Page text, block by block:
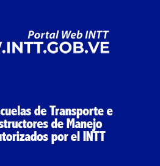
para cambio de motivo de un
publicitario (valla
para instalación o